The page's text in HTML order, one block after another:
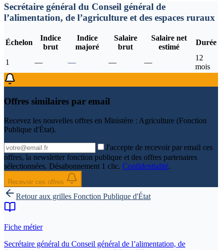
Secrétaire général du Conseil général de
l’alimentation, de l’agriculture et des espaces ruraux
Échelon
Indice
brut
Indice
majoré
Salaire
brut
Salaire net
estimé
Durée
1 — — — —
12
mois
Offres similaires par email
Recevez les nouvelles offres en Ministère : Agriculture (Fonction
Publique d'État).
J'accepte de recevoir par email ces
offres, la newsletter fonction publique et des offres partenaires
sélectionnées. Désabonnement 1 clic. Confidentialité.
Recevoir ces offres
Retour aux grilles Fonction Publique d'État
Fiche métier
Secrétaire général du Conseil général de l’alimentation, de